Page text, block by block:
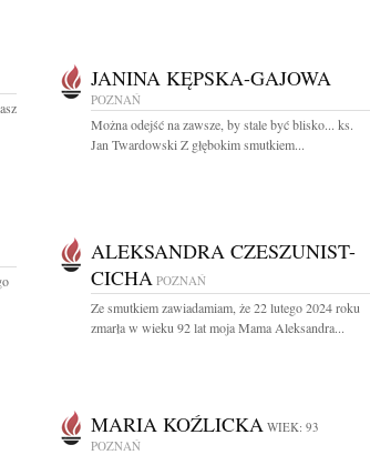
JANINA KĘPSKA-GAJOWA
POZNAŃ
Można odejść na zawsze, by stale być blisko... ks.
Jan Twardowski Z głębokim smutkiem...
ALEKSANDRA CZESZUNIST-
CICHA POZNAŃ
Ze smutkiem zawiadamiam, że 22 lutego 2024 roku
zmarła w wieku 92 lat moja Mama Aleksandra...
MARIA KOŹLICKA WIEK: 93
POZNAŃ